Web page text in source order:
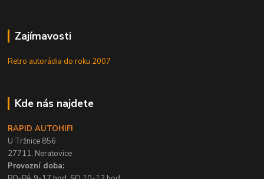
Zajímavosti
Retro autorádia do roku 2007
Kde nás najdete
RAPID AUTOHIFI
U Tržnice 856
27711, Neratovice
Provozní doba: